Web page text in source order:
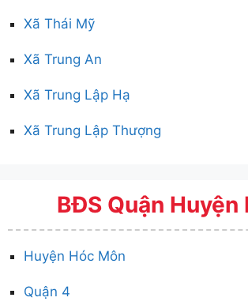
Xã Thái Mỹ
Xã Trung An
Xã Trung Lập Hạ
Xã Trung Lập Thượng
BĐS Quận Huyện
Huyện Hóc Môn
Quận 4